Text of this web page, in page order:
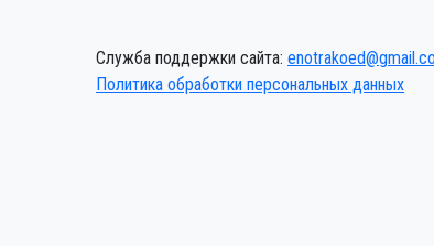
Служба поддержки сайта:
Политика обработки персональных данных